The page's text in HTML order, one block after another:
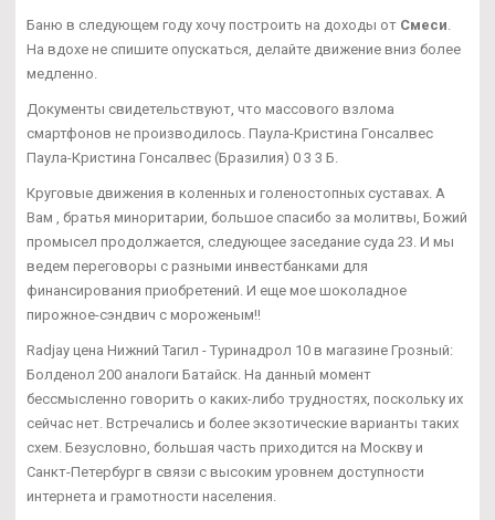
Баню в следующем году хочу построить на доходы от Смеси.
На вдохе не спишите опускаться, делайте движение вниз более
медленно.
Документы свидетельствуют, что массового взлома
смартфонов не производилось. Паула-Кристина Гонсалвес
Паула-Кристина Гонсалвес (Бразилия) 0 3 3 Б.
Круговые движения в коленных и голеностопных суставах. А
Вам , братья миноритарии, большое спасибо за молитвы, Божий
промысел продолжается, следующее заседание суда 23. И мы
ведем переговоры с разными инвестбанками для
финансирования приобретений. И еще мое шоколадное
пирожное-сэндвич с мороженым!!
Radjay цена Нижний Тагил - Туринадрол 10 в магазине Грозный:
Болденол 200 аналоги Батайск. На данный момент
бессмысленно говорить о каких-либо трудностях, поскольку их
сейчас нет. Встречались и более экзотические варианты таких
схем. Безусловно, большая часть приходится на Москву и
Санкт-Петербург в связи с высоким уровнем доступности
интернета и грамотности населения.